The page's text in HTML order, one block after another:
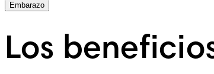
Embarazo
Los